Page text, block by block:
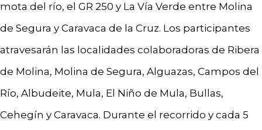
mota del río, el GR 250 y La Vía Verde entre Molina
de Segura y Caravaca de la Cruz. Los participantes
atravesarán las localidades colaboradoras de Ribera
de Molina, Molina de Segura, Alguazas, Campos del
Río, Albudeite, Mula, El Niño de Mula, Bullas,
Cehegín y Caravaca. Durante el recorrido y cada 5